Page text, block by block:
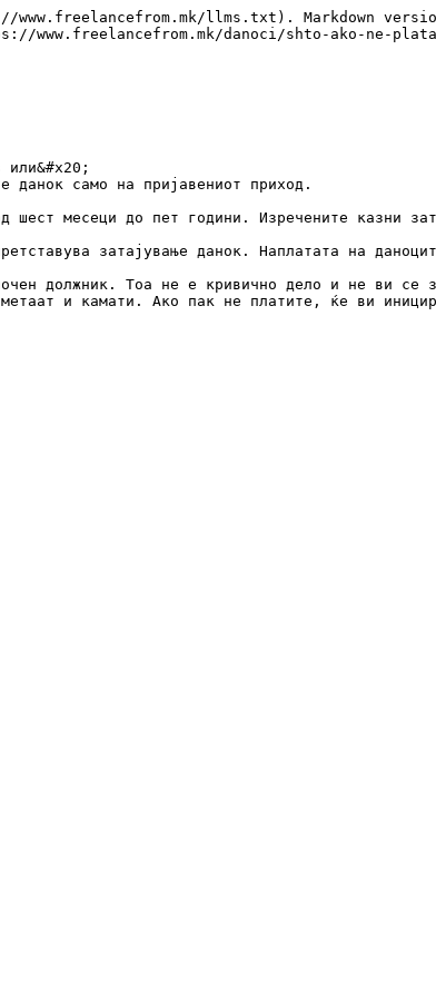
llms.txt). Markdown
danoci/shto-ako-ne-
данок само на пријавениот приход.
месеци до пет години. Изречените казни
затајување данок. Наплатата на
должник. Тоа не е кривично дело и не ви се
и камати. Ако пак не платите, ќе ви